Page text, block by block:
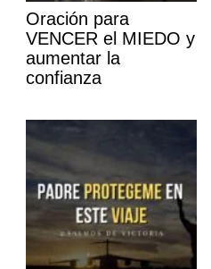
Oración para
VENCER el MIEDO y
aumentar la
confianza